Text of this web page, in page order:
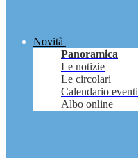
Novità
Panoramica
Le notizie
Le circolari
Calendario eventi
Albo online